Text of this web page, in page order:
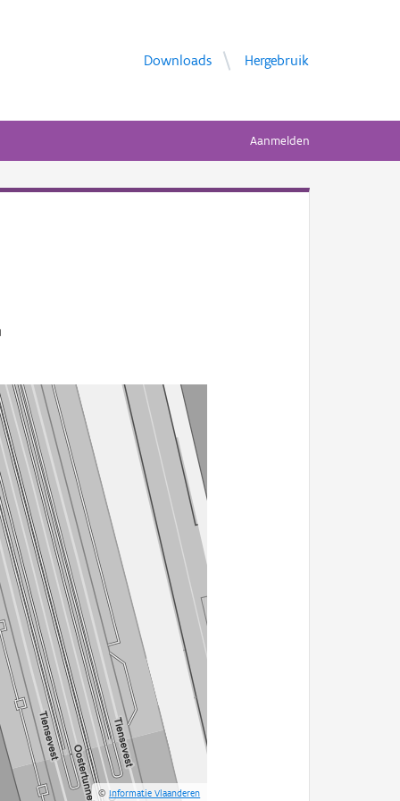
Downloads Hergebruik
Aanmelden
©Informatie Vlaanderen